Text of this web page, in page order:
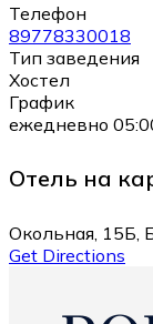
Телефон
89778330018
Тип заведения
Хостел
График
ежедневно
Отель на
Окольная, 15Б,
Get Directions